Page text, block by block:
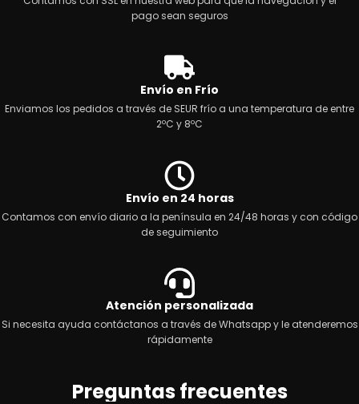
pago sean seguros
Envío en Frío
Enviamos los pedidos a través de SEUR frío a una temperatura de entre
2ºC y 8ºC
Envío en 24 horas
Contamos con envío diario a la península en 24/48 horas y con código
de seguimiento
Atención personalizada
Si necesita ayuda contáctanos a través de Whatsapp y le atenderemos
rápidamente
Preguntas frecuentes